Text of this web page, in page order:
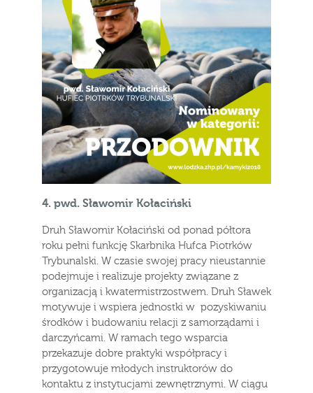
4. pwd. Sławomir Kołaciński
Druh Sławomir Kołaciński od ponad półtora
roku pełni funkcję Skarbnika Hufca Piotrków
Trybunalski. W czasie swojej pracy nieustannie
podejmuje i realizuje projekty związane z
organizacją i kwatermistrzostwem. Druh Sławek
motywuje i wspiera jednostki w pozyskiwaniu
środków i budowaniu relacji z samorządami i
darczyńcami. W ramach tego wsparcia
przekazuje dobre praktyki współpracy i
przygotowuje młodych instruktorów do
kontaktu z instytucjami zewnętrznymi. W ciągu